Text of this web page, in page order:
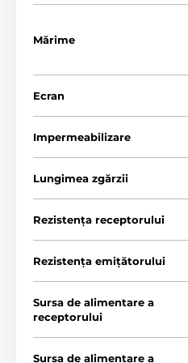
Mărime
Ecran
Impermeabilizare
Lungimea zgărzii
Rezistența receptorului
Rezistența emițătorului
Sursa de alimentare a
receptorului
Sursa de alimentare a